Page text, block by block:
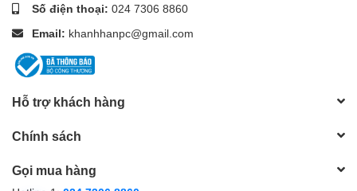
Số điện thoại: 024 7306 8860
Email: khanhhanpc@gmail.com
Hỗ trợ khách hàng
Chính sách
Gọi mua hàng